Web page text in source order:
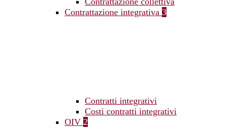
Contrattazione integrativa 3
Contratti integrativi
Costi contratti integrativi
OIV 2